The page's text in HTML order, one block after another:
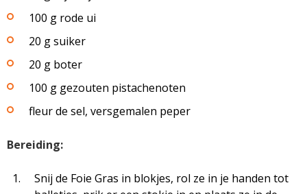
100 g rode ui
20 g suiker
20 g boter
100 g gezouten pistachenoten
fleur de sel, versgemalen peper
Bereiding:
Snij de Foie Gras in blokjes, rol ze in je handen tot